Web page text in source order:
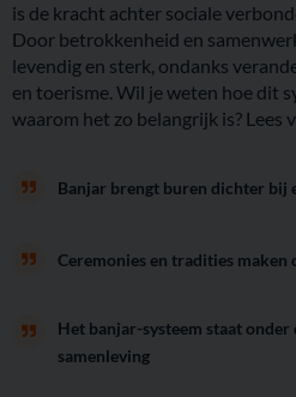
is de kracht achter sociale
Door betrokkenheid en
levendig en sterk, ondanks
en toerisme. Wil je weten hoe dit
waarom het zo belangrijk is? Lees
Banjar brengt buren dichter bij
Ceremonies en tradities maken
Het banjar-systeem staat
samenleving